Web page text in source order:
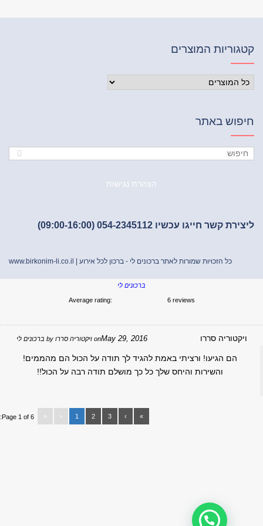
המוצרים
באתר
הצהרת נגישות
קשר חייגו עכשיו 054-2345112 (09:00-16:00)
כל הזכויות שמורות לאתר ברכונים לי - ברכון לכל אירוע |www.birkonim-li.co.il
ברכונים לי
Average rating: 6 reviews
סררו May 29, 2016
byויקטוריה סררוon ברכונים לי
הם הגיעו! ורציתי באמת להגיד לך תודה על הכול הם מהממים!
והשירות והיחס שלך כל כך מושלם תודה רבה על הכול!!
Page 1 of 6: 1 2